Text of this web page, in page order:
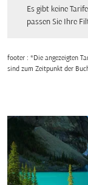
Es gibt keine
passen Sie Ihre
footer : *Die angezeigten
sind zum Zeitpunkt der